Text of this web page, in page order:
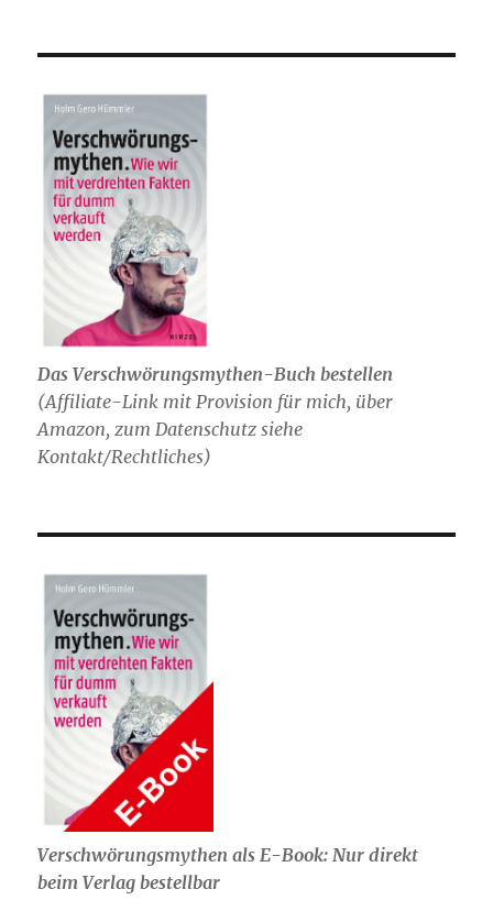
Das Verschwörungsmythen-Buch bestellen
(Affiliate-Link mit Provision für mich, über
Amazon, zum Datenschutz siehe
Kontakt/Rechtliches)
Verschwörungsmythen als E-Book: Nur direkt
beim Verlag bestellbar